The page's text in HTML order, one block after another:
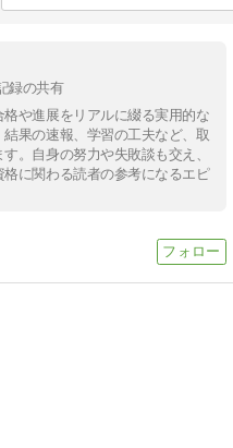
録の共有
や進展をリアルに綴る実用的な
果の速報、学習の工夫など、取
。自身の努力や失敗談も交え、
に関わる読者の参考になるエピ